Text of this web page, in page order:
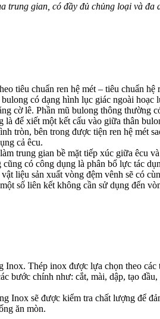
trung gian, có đầy đủ chủng loại và
tiêu chuẩn ren hệ mét – tiêu chuẩn
có dạng hình lục giác ngoài
cờ lê. Phần mũ bulong thông thường
để xiết một kết cấu vào giữa thân
tròn, bên trong được tiện ren hệ mét
cả êcu.
trung gian bề mặt tiếp xúc giữa êcu
có công dụng là phân bổ lực tác
liệu sản xuất vòng đệm vênh sẽ có
số liên kết không cần sử dụng đến
Thép inox được lựa chọn theo
bước chính như: cắt, mài, dập, tạo
Inox sẽ được kiểm tra chất lượng để
ăn mòn.